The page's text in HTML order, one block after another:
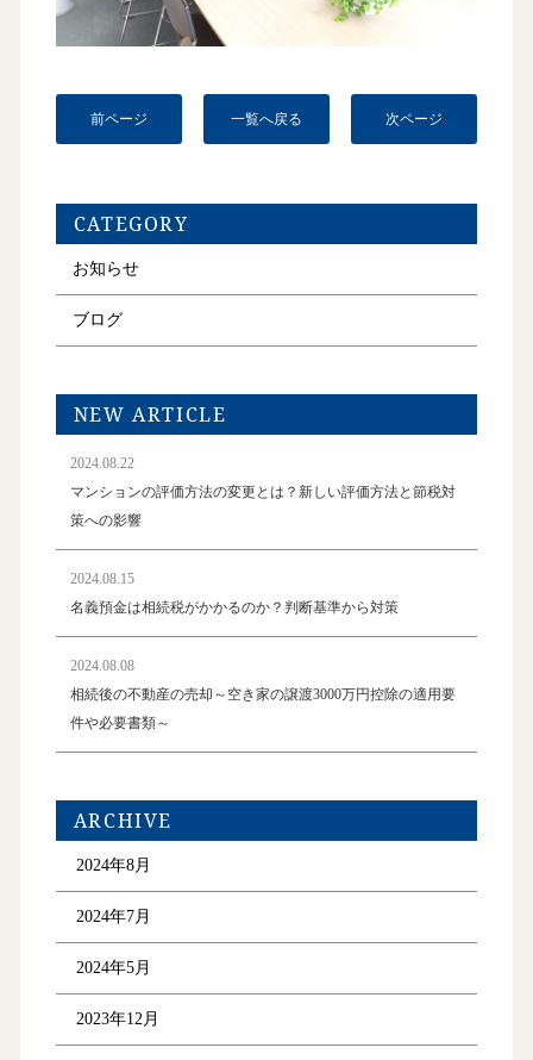
前ページ 一覧へ戻る 次ページ
CATEGORY
お知らせ
ブログ
NEW ARTICLE
2024.08.22
マンションの評価方法の変更とは？新しい評価方法と節税対
策への影響
2024.08.15
名義預金は相続税がかかるのか？判断基準から対策
2024.08.08
相続後の不動産の売却～空き家の譲渡3000万円控除の適用要
件や必要書類～
ARCHIVE
2024年8月
2024年7月
2024年5月
2023年12月